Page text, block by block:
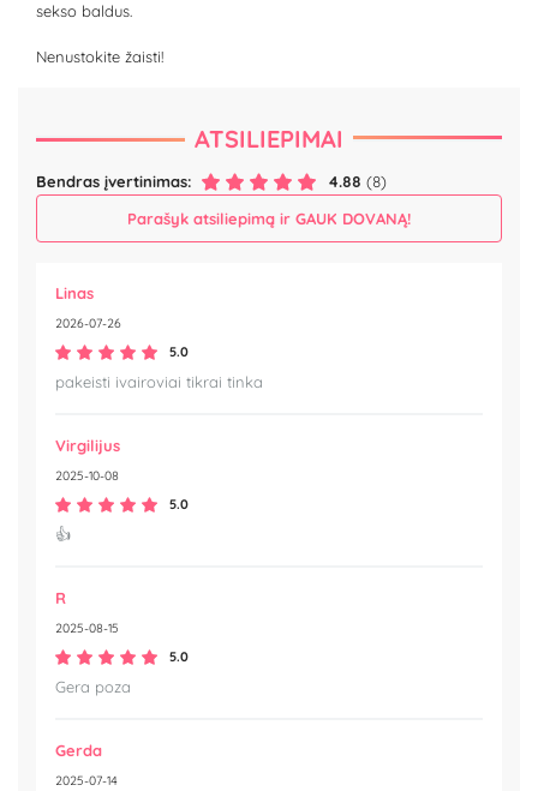
sekso baldus.
Nenustokite žaisti!
ATSILIEPIMAI
Bendras įvertinimas: 4.88 (8)
Parašyk atsiliepimą ir GAUK DOVANĄ!
Linas
2026-07-26
5.0
pakeisti ivairoviai tikrai tinka
Virgilijus
2025-10-08
5.0
👍
R
2025-08-15
5.0
Gera poza
Gerda
2025-07-14